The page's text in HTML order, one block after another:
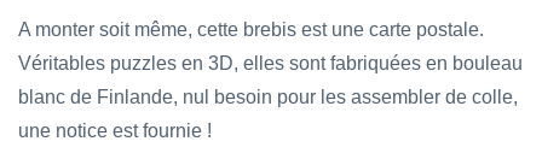
A monter soit même, cette brebis est une carte postale.
Véritables puzzles en 3D, elles sont fabriquées en bouleau
blanc de Finlande, nul besoin pour les assembler de colle,
une notice est fournie !